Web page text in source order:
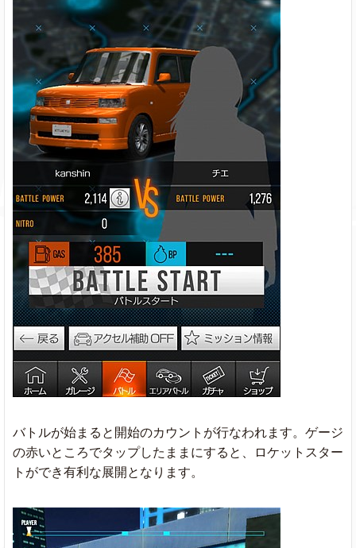
バトルが始まると開始のカウントが行なわれます。ゲージ
の赤いところでタップしたままにすると、ロケットスター
トができ有利な展開となります。